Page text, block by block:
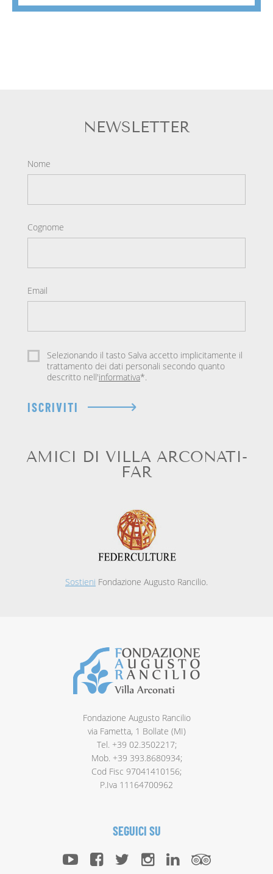
NEWSLETTER
Nome
Cognome
Email
Selezionando il tasto Salva accetto implicitamente il
trattamento dei dati personali secondo quanto
descritto nell'informativa*.
ISCRIVITI
AMICI DI VILLA ARCONATI-
FAR
Sostieni Fondazione Augusto Rancilio.
Fondazione Augusto Rancilio
via Fametta, 1 Bollate (MI)
Tel. +39 02.3502217;
Mob. +39 393.8680934;
Cod Fisc 97041410156;
P.Iva 11164700962
SEGUICI SU